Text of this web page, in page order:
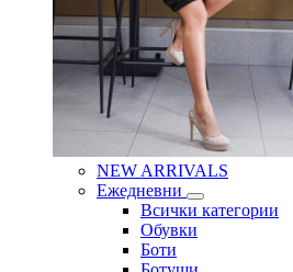
NEW ARRIVALS
Ежедневни
Всички категории
Обувки
Боти